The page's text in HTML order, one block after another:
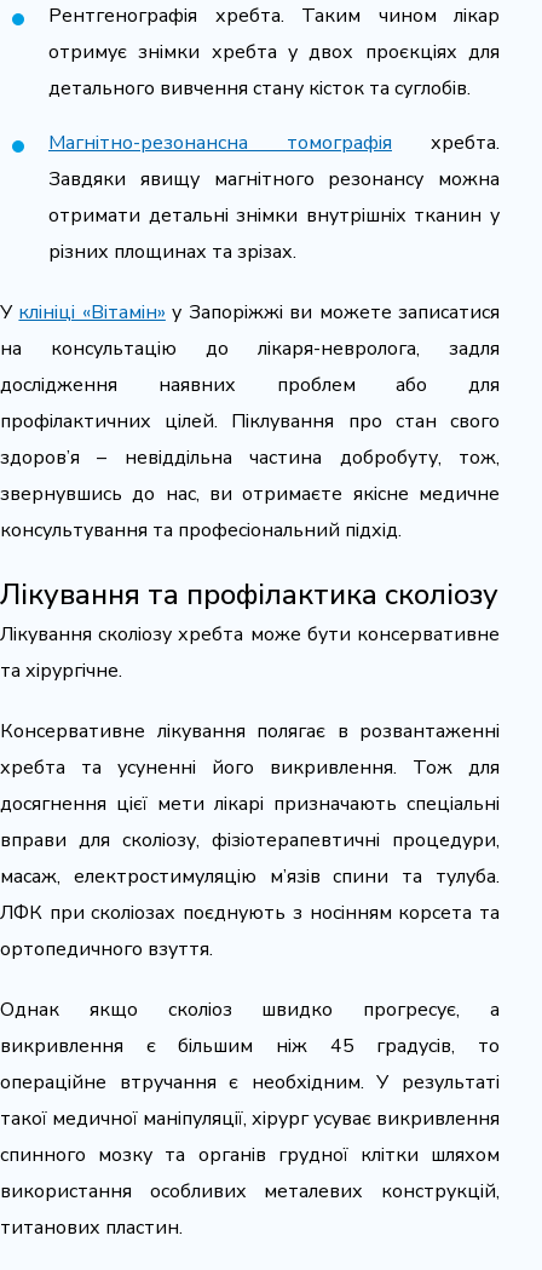
Рентгенографія хребта. Таким чином лікар
отримує знімки хребта у двох проєкціях для
детального вивчення стану кісток та суглобів.
Магнітно-резонансна томографія хребта.
Завдяки явищу магнітного резонансу можна
отримати детальні знімки внутрішніх тканин у
різних площинах та зрізах.
У клініці «Вітамін» у Запоріжжі ви можете записатися
на консультацію до лікаря-невролога, задля
дослідження наявних проблем або для
профілактичних цілей. Піклування про стан свого
здоров’я – невіддільна частина добробуту, тож,
звернувшись до нас, ви отримаєте якісне медичне
консультування та професіональний підхід.
Лікування та профілактика сколіозу
Лікування сколіозу хребта може бути консервативне
та хірургічне.
Консервативне лікування полягає в розвантаженні
хребта та усуненні його викривлення. Тож для
досягнення цієї мети лікарі призначають спеціальні
вправи для сколіозу, фізіотерапевтичні процедури,
масаж, електростимуляцію м’язів спини та тулуба.
ЛФК при сколіозах поєднують з носінням корсета та
ортопедичного взуття.
Однак якщо сколіоз швидко прогресує, а
викривлення є більшим ніж 45 градусів, то
операційне втручання є необхідним. У результаті
такої медичної маніпуляції, хірург усуває викривлення
спинного мозку та органів грудної клітки шляхом
використання особливих металевих конструкцій,
титанових пластин.